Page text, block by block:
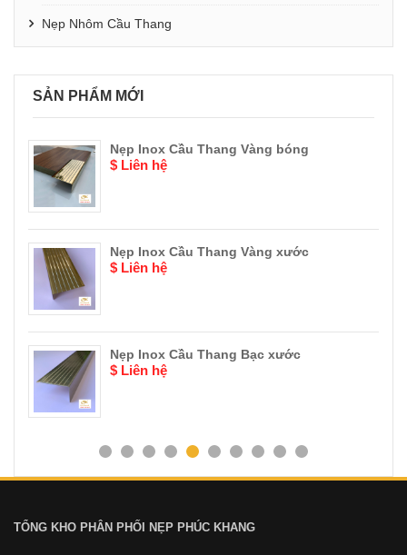
Nẹp Nhôm Cầu Thang
SẢN PHẨM MỚI
bóng
xước
Nẹp đồng thau giả cổ Góc Tròn
Nẹp Đồng Thau Giả Cổ Góc V
Nẹp đồng thau Góc L
TỔNG KHO PHÂN PHỐI NẸP PHÚC KHANG